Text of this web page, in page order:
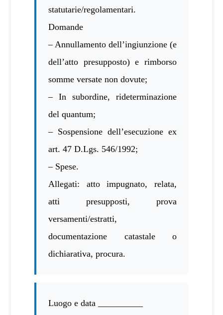
statutarie/regolamentari.
Domande
– Annullamento dell’ingiunzione (e
dell’atto presupposto) e rimborso
somme versate non dovute;
– In subordine, rideterminazione
del quantum;
– Sospensione dell’esecuzione ex
art. 47 D.Lgs. 546/1992;
– Spese.
Allegati: atto impugnato, relata,
atti presupposti, prova
versamenti/estratti,
documentazione catastale o
dichiarativa, procura.
Luogo e data __________